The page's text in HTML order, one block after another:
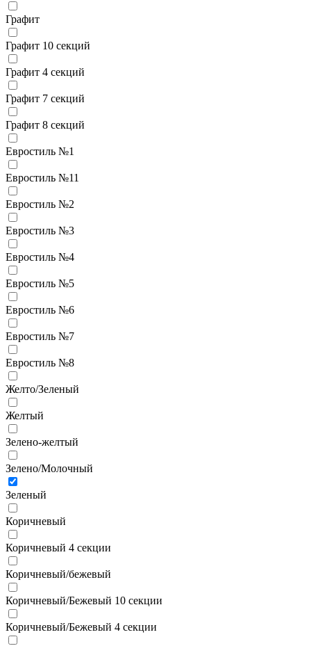
Графит
Графит 10 секций
Графит 4 секций
Графит 7 секций
Графит 8 секций
Евростиль №1
Евростиль №11
Евростиль №2
Евростиль №3
Евростиль №4
Евростиль №5
Евростиль №6
Евростиль №7
Евростиль №8
Желто/Зеленый
Желтый
Зелено-желтый
Зелено/Молочный
Зеленый
Коричневый
Коричневый 4 секции
Коричневый/бежевый
Коричневый/Бежевый 10 секции
Коричневый/Бежевый 4 секции